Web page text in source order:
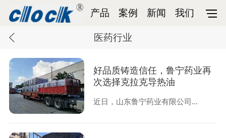
产品 案例 新闻 我们
医药行业
好品质铸造信任，鲁宁药业再
次选择克拉克导热油
近日，山东鲁宁药业有限公司...